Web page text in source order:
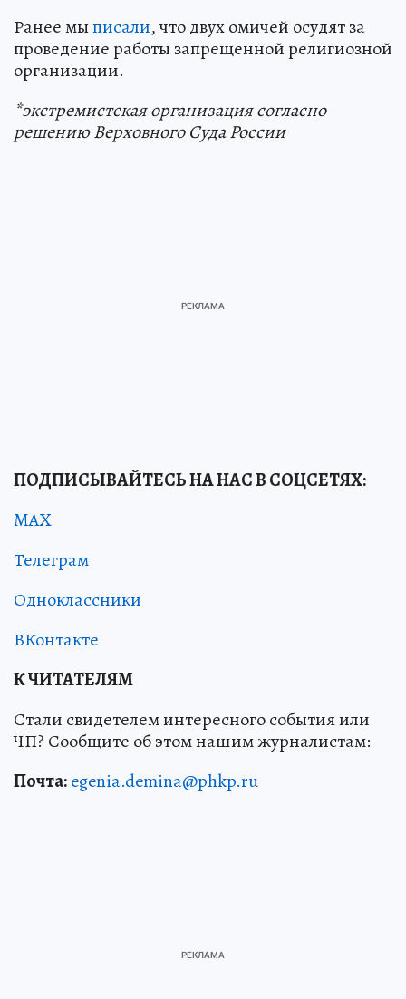
Ранее мыписали, что двух омичей осудят за
проведение работы запрещенной религиозной
организации.
*экстремистская организация согласно
решению Верховного Суда России
ПОДПИСЫВАЙТЕСЬ НА НАС В СОЦСЕТЯХ:
MAX
Телеграм
Одноклассники
ВКонтакте
К ЧИТАТЕЛЯМ
Стали свидетелем интересного события или
ЧП? Сообщите об этом нашим журналистам:
Почта:egenia.demina@phkp.ru